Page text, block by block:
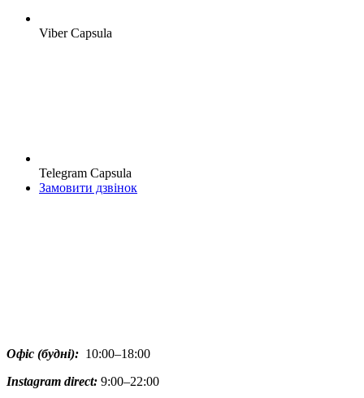
Viber Capsula
Telegram Capsula
Замовити дзвінок
Офіс (будні): 10:00–18:00
Instagram direct: 9:00–22:00